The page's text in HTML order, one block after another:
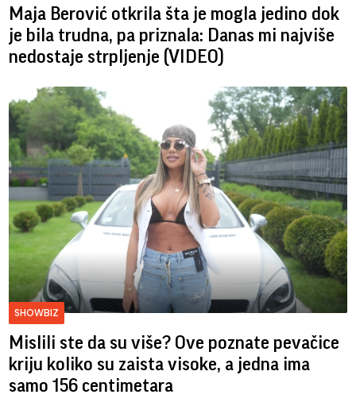
Maja Berović otkrila šta je mogla jedino dok
je bila trudna, pa priznala: Danas mi najviše
nedostaje strpljenje (VIDEO)
SHOWBIZ
Mislili ste da su više? Ove poznate pevačice
kriju koliko su zaista visoke, a jedna ima
samo 156 centimetara